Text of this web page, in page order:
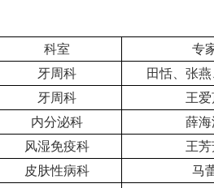
科室
专
牙周科
田恬、张
牙周科
王
内分泌科
薛海
风湿免疫科
王
皮肤性病科
马